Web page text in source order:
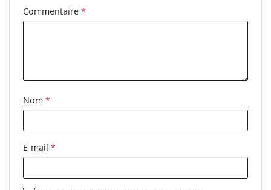
Code:
Commentaire *
Nom *
E-mail *